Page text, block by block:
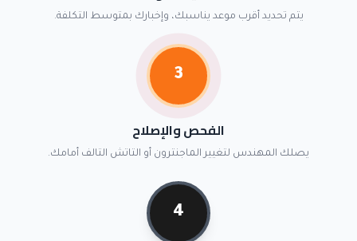
يتم تحديد أقرب موعد يناسبك، وإخبارك بمتوسط التكلفة.
3
الفحص والإصلاح
يصلك المهندس لتغيير الماجنترون أو التاتش التالف أمامك.
4